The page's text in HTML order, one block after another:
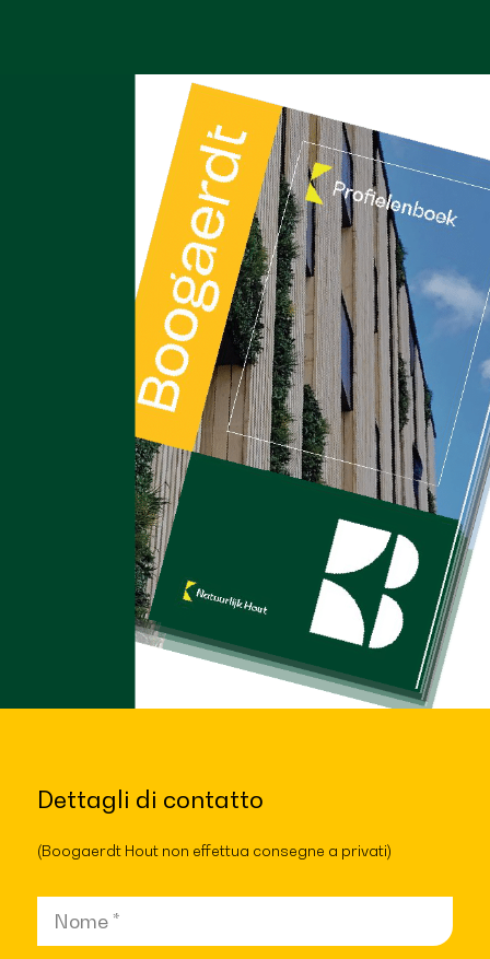
Dettagli di contatto
(Boogaerdt Hout non effettua consegne a privati)
Nome